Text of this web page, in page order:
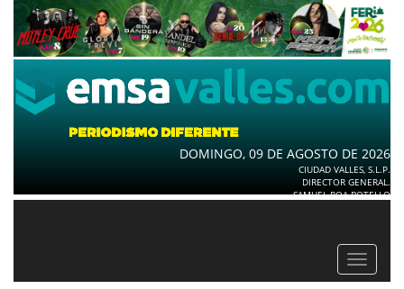
DOMINGO, 09 DE AGOSTO DE 2026
CIUDAD VALLES, S.L.P.
DIRECTOR GENERAL.
SAMUEL ROA BOTELLO
Toggle